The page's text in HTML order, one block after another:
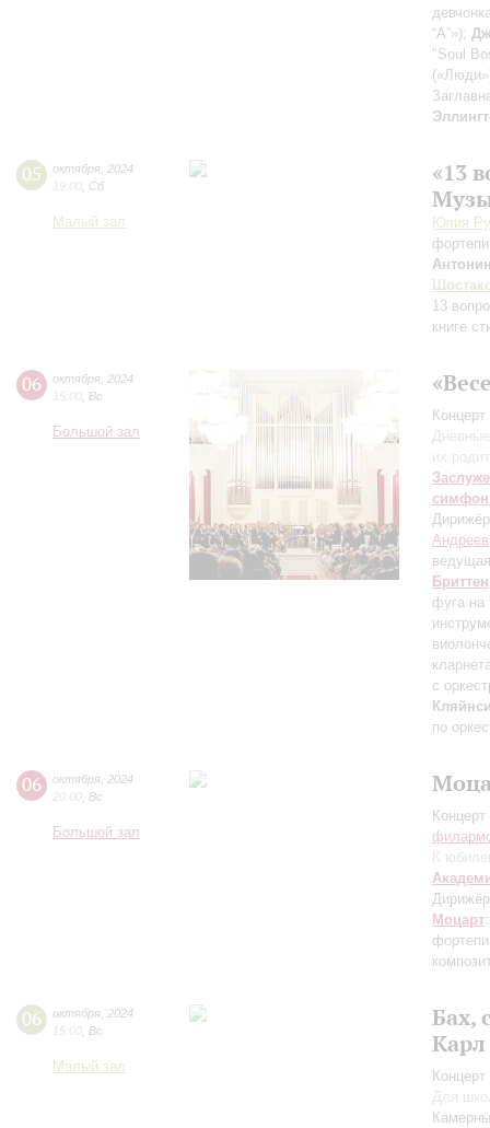
“A”»);
"Soul
05 октября 2024
19:00 Сб
Малый зал
«13
Юлия
13
книге
06 октября 2024
15:00 Вс
Большой зал
их
Андреев
ведущая
Бриттен
фуга
с
по
06 октября 2024
20:00 Вс
Большой зал
К
Моцарт
06 октября 2024
15:00 Вс
Малый зал
Бах,
Для